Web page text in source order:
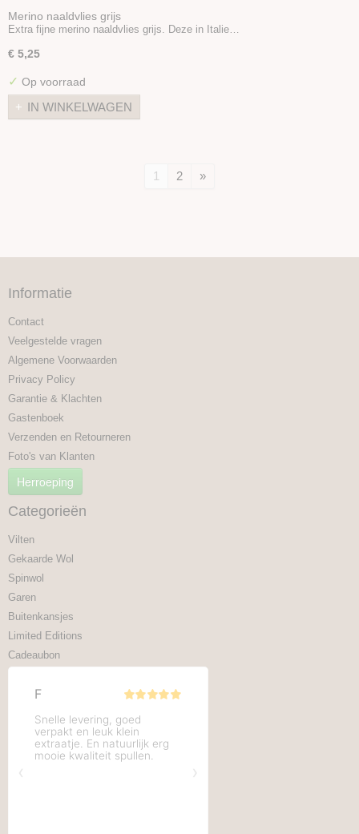
Merino naaldvlies grijs
Extra fijne merino naaldvlies grijs. Deze in Italie…
€ 5,25
✓ Op voorraad
IN WINKELWAGEN
1 2 »
Informatie
Contact
Veelgestelde vragen
Algemene Voorwaarden
Privacy Policy
Garantie & Klachten
Gastenboek
Verzenden en Retourneren
Foto's van Klanten
Herroeping
Categorieën
Vilten
Gekaarde Wol
Spinwol
Garen
Buitenkansjes
Limited Editions
Cadeaubon